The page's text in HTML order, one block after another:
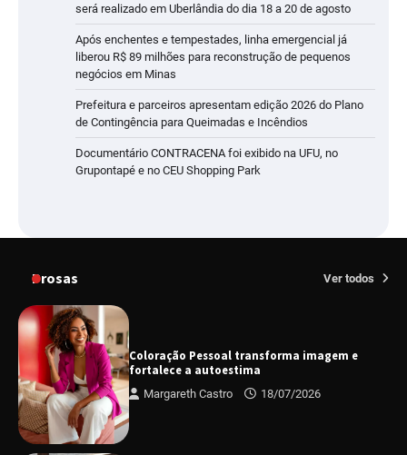
será realizado em Uberlândia do dia 18 a 20 de agosto
Após enchentes e tempestades, linha emergencial já
liberou R$ 89 milhões para reconstrução de pequenos
negócios em Minas
Prefeitura e parceiros apresentam edição 2026 do Plano
de Contingência para Queimadas e Incêndios
Documentário CONTRACENA foi exibido na UFU, no
Grupontapé e no CEU Shopping Park
Prosas Ver todos
Coloração Pessoal transforma imagem e
fortalece a autoestima
Margareth Castro 18/07/2026